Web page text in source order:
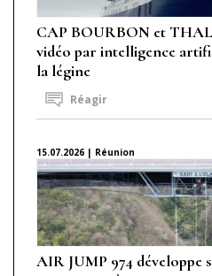
CAP BOURBON et
vidéo par intelligence
la légine
Réagir
15.07.2026 | Réunion
AIR JUMP 974 développe